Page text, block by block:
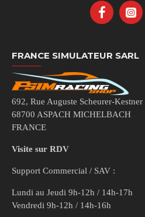
FRANCE SIMULATEUR SARL
692, Rue Auguste Scheurer-Kestner
68700 ASPACH MICHELBACH
FRANCE
Visite sur RDV
Support Commercial / SAV :
Lundi au Jeudi 9h-12h / 14h-17h
Vendredi 9h-12h / 14h-16h